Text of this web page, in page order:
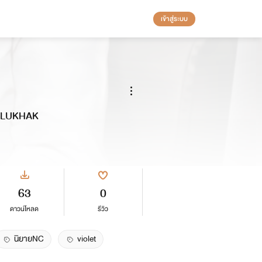
เข้าสู่ระบบ
63
ดาวน์โหลด
0
รีวิว
นิยายNC violet